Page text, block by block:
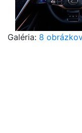
Galéria: 8